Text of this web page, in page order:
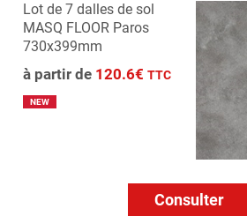
Lot de 7 dalles de sol
MASQ FLOOR Paros
730x399mm
à partir de 120.6€ TTC
NEW
Consulter